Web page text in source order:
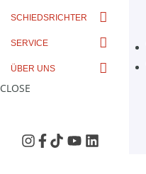
SCHIEDSRICHTER
SERVICE
ÜBER UNS
CLOSE